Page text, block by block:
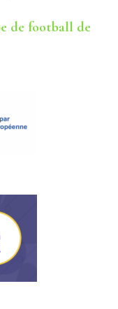
de football de